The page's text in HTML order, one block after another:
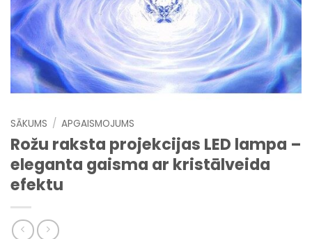
SĀKUMS / APGAISMOJUMS
Rožu raksta projekcijas LED lampa –
eleganta gaisma ar kristālveida
efektu